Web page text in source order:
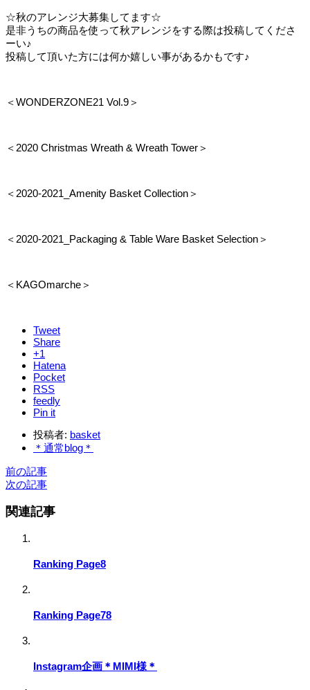
☆秋のアレンジ大募集してます☆
是非うちの商品を使って秋アレンジをする際は投稿してくださ
ーい♪
投稿して頂いた方には何か嬉しい事があるかもです♪
＜WONDERZONE21 Vol.9＞
＜2020 Christmas Wreath & Wreath Tower＞
＜2020-2021_Amenity Basket Collection＞
＜2020-2021_Packaging & Table Ware Basket Selection＞
＜KAGOmarche＞
Tweet
Share
+1
Hatena
Pocket
RSS
feedly
Pin it
投稿者: basket
＊通常blog＊
前の記事
次の記事
関連記事
Ranking Page8
Ranking Page78
Instagram企画＊MIMI様＊